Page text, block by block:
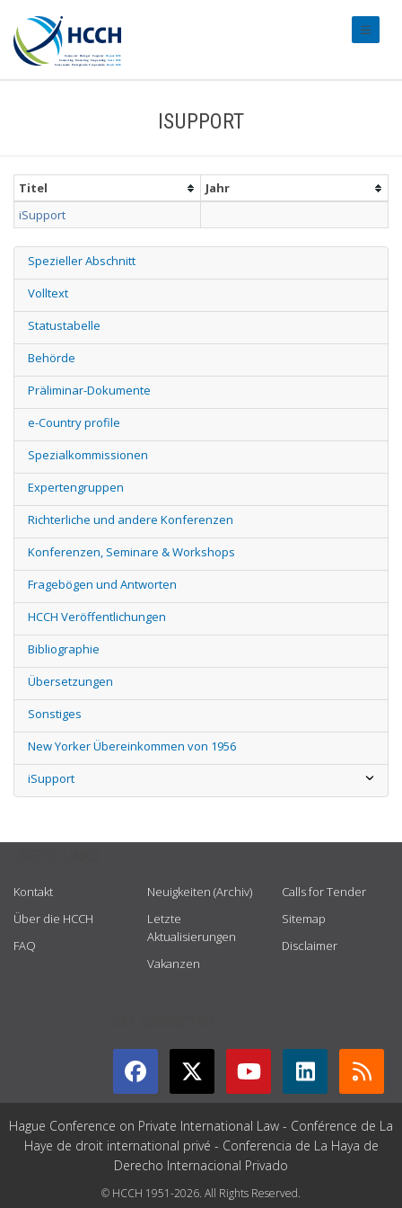
ISUPPORT
Titel
Jahr
iSupport
Spezieller Abschnitt
Volltext
Statustabelle
Behörde
Präliminar-Dokumente
e-Country profile
Spezialkommissionen
Expertengruppen
Richterliche und andere Konferenzen
Konferenzen, Seminare & Workshops
Fragebögen und Antworten
HCCH Veröffentlichungen
Bibliographie
Übersetzungen
Sonstiges
New Yorker Übereinkommen von 1956
iSupport
Kontakt
Über die HCCH
FAQ
Neuigkeiten (Archiv)
Letzte
Aktualisierungen
Vakanzen
Calls for Tender
Sitemap
Disclaimer
Hague Conference on Private International Law - Conférence de La
Haye de droit international privé - Conferencia de La Haya de
Derecho Internacional Privado
© HCCH 1951-2026. All Rights Reserved.